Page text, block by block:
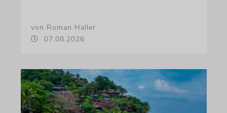
von Roman Haller
07.08.2026